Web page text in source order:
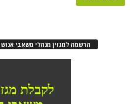
הרשמה למגזין מנהלי משאבי אנוש